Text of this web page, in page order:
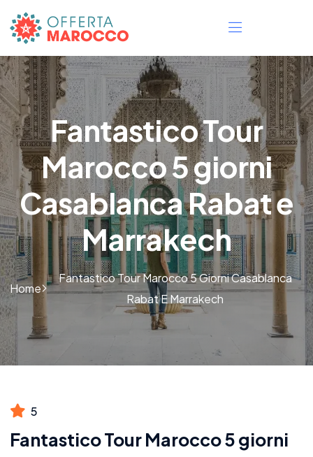
Fantastico Tour
Marocco 5 giorni
Casablanca Rabat e
Marrakech
Home
Fantastico Tour Marocco 5 Giorni Casablanca
Rabat E Marrakech
Fantastico Tour Marocco 5 giorni
5